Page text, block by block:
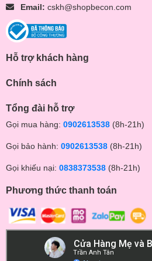
Email: cskh@shopbecon.com
Hỗ trợ khách hàng
Chính sách
Tổng đài hỗ trợ
Gọi mua hàng: 0902613538 (8h-21h)
Gọi bảo hành: 0902613538 (8h-21h)
Gọi khiếu nại: 0838373538 (8h-21h)
Phương thức thanh toán